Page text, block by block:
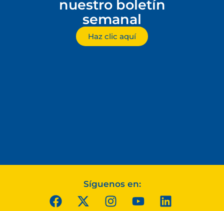
nuestro boletín
semanal
Haz clic aquí
Síguenos en: